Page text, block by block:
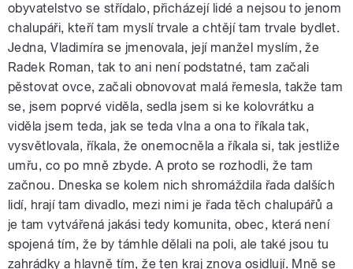
obyvatelstvo se střídalo, přicházejí lidé a nejsou to jenom
chalupáři, kteří tam myslí trvale a chtějí tam trvale bydlet.
Jedna, Vladimíra se jmenovala, její manžel myslím, že
Radek Roman, tak to ani není podstatné, tam začali
pěstovat ovce, začali obnovovat malá řemesla, takže tam
se, jsem poprvé viděla, sedla jsem si ke kolovrátku a
viděla jsem teda, jak se teda vlna a ona to říkala tak,
vysvětlovala, říkala, že onemocněla a říkala si, tak jestliže
umřu, co po mně zbyde. A proto se rozhodli, že tam
začnou. Dneska se kolem nich shromáždila řada dalších
lidí, hrají tam divadlo, mezi nimi je řada těch chalupářů a
je tam vytvářená jakási tedy komunita, obec, která není
spojená tím, že by támhle dělali na poli, ale také jsou tu
zahrádky a hlavně tím, že ten kraj znova osidlují. Mně se